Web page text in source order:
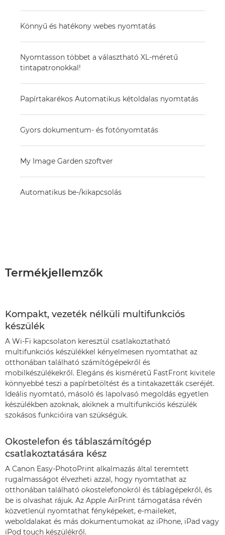
Könnyű és hatékony webes nyomtatás
Nyomtasson többet a választható XL-méretű
tintapatronokkal!
Papírtakarékos Automatikus kétoldalas nyomtatás
Gyors dokumentum- és fotónyomtatás
My Image Garden szoftver
Automatikus be-/kikapcsolás
Termékjellemzők
Kompakt, vezeték nélküli multifunkciós
készülék
A Wi-Fi kapcsolaton keresztül csatlakoztatható
multifunkciós készülékkel kényelmesen nyomtathat az
otthonában található számítógépekről és
mobilkészülékekről. Elegáns és kisméretű FastFront kivitele
könnyebbé teszi a papírbetöltést és a tintakazetták cseréjét.
Ideális nyomtató, másoló és lapolvasó megoldás egyetlen
készülékben azoknak, akiknek a multifunkciós készülék
szokásos funkcióira van szükségük.
Okostelefon és táblaszámítógép
csatlakoztatására kész
A Canon Easy-PhotoPrint alkalmazás által teremtett
rugalmasságot élvezheti azzal, hogy nyomtathat az
otthonában található okostelefonokról és táblagépekről, és
be is olvashat rájuk. Az Apple AirPrint támogatása révén
közvetlenül nyomtathat fényképeket, e-maileket,
weboldalakat és más dokumentumokat az iPhone, iPad vagy
iPod touch készülékről.